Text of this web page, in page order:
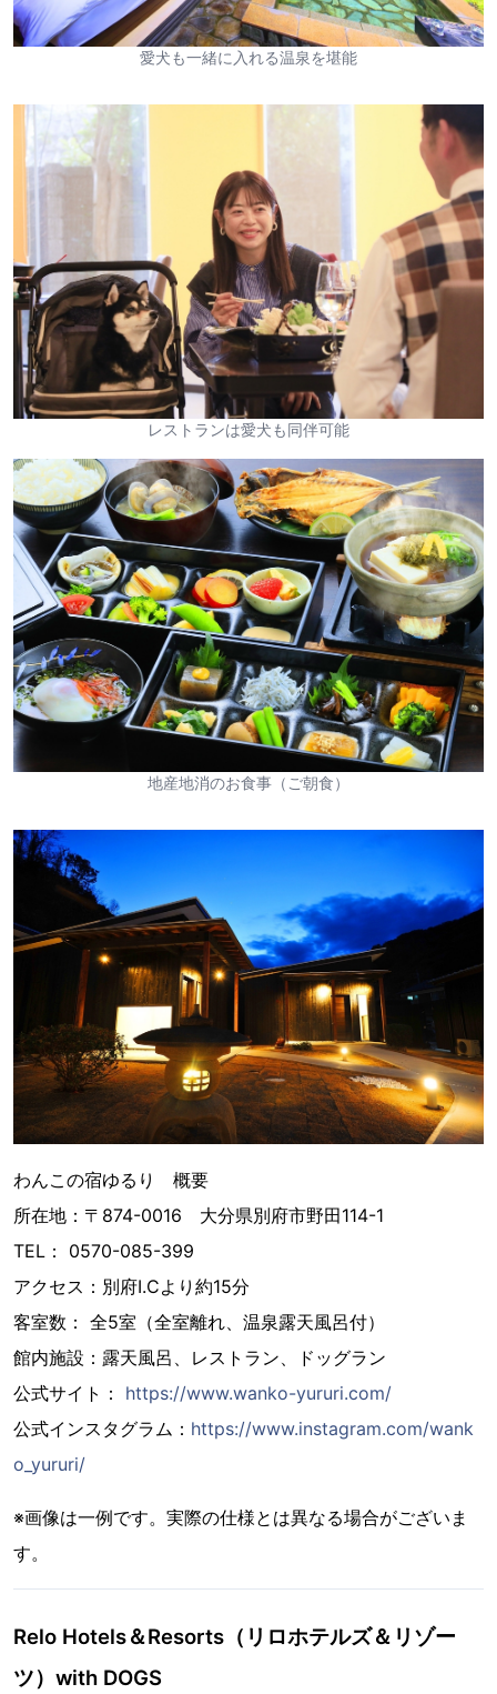
愛犬も一緒に入れる温泉を堪能
レストランは愛犬も同伴可能
地産地消のお食事（ご朝食）
わんこの宿ゆるり 概要
所在地：〒874-0016 大分県別府市野田114-1
TEL： 0570-085-399
アクセス：別府I.Cより約15分
客室数： 全5室（全室離れ、温泉露天風呂付）
館内施設：露天風呂、レストラン、ドッグラン
公式サイト： https://www.wanko-yururi.com/
公式インスタグラム： https://www.instagram.com/wank
o_yururi/
※画像は一例です。実際の仕様とは異なる場合がございま
す。
Relo Hotels＆Resorts（リロホテルズ＆リゾー
ツ）with DOGS